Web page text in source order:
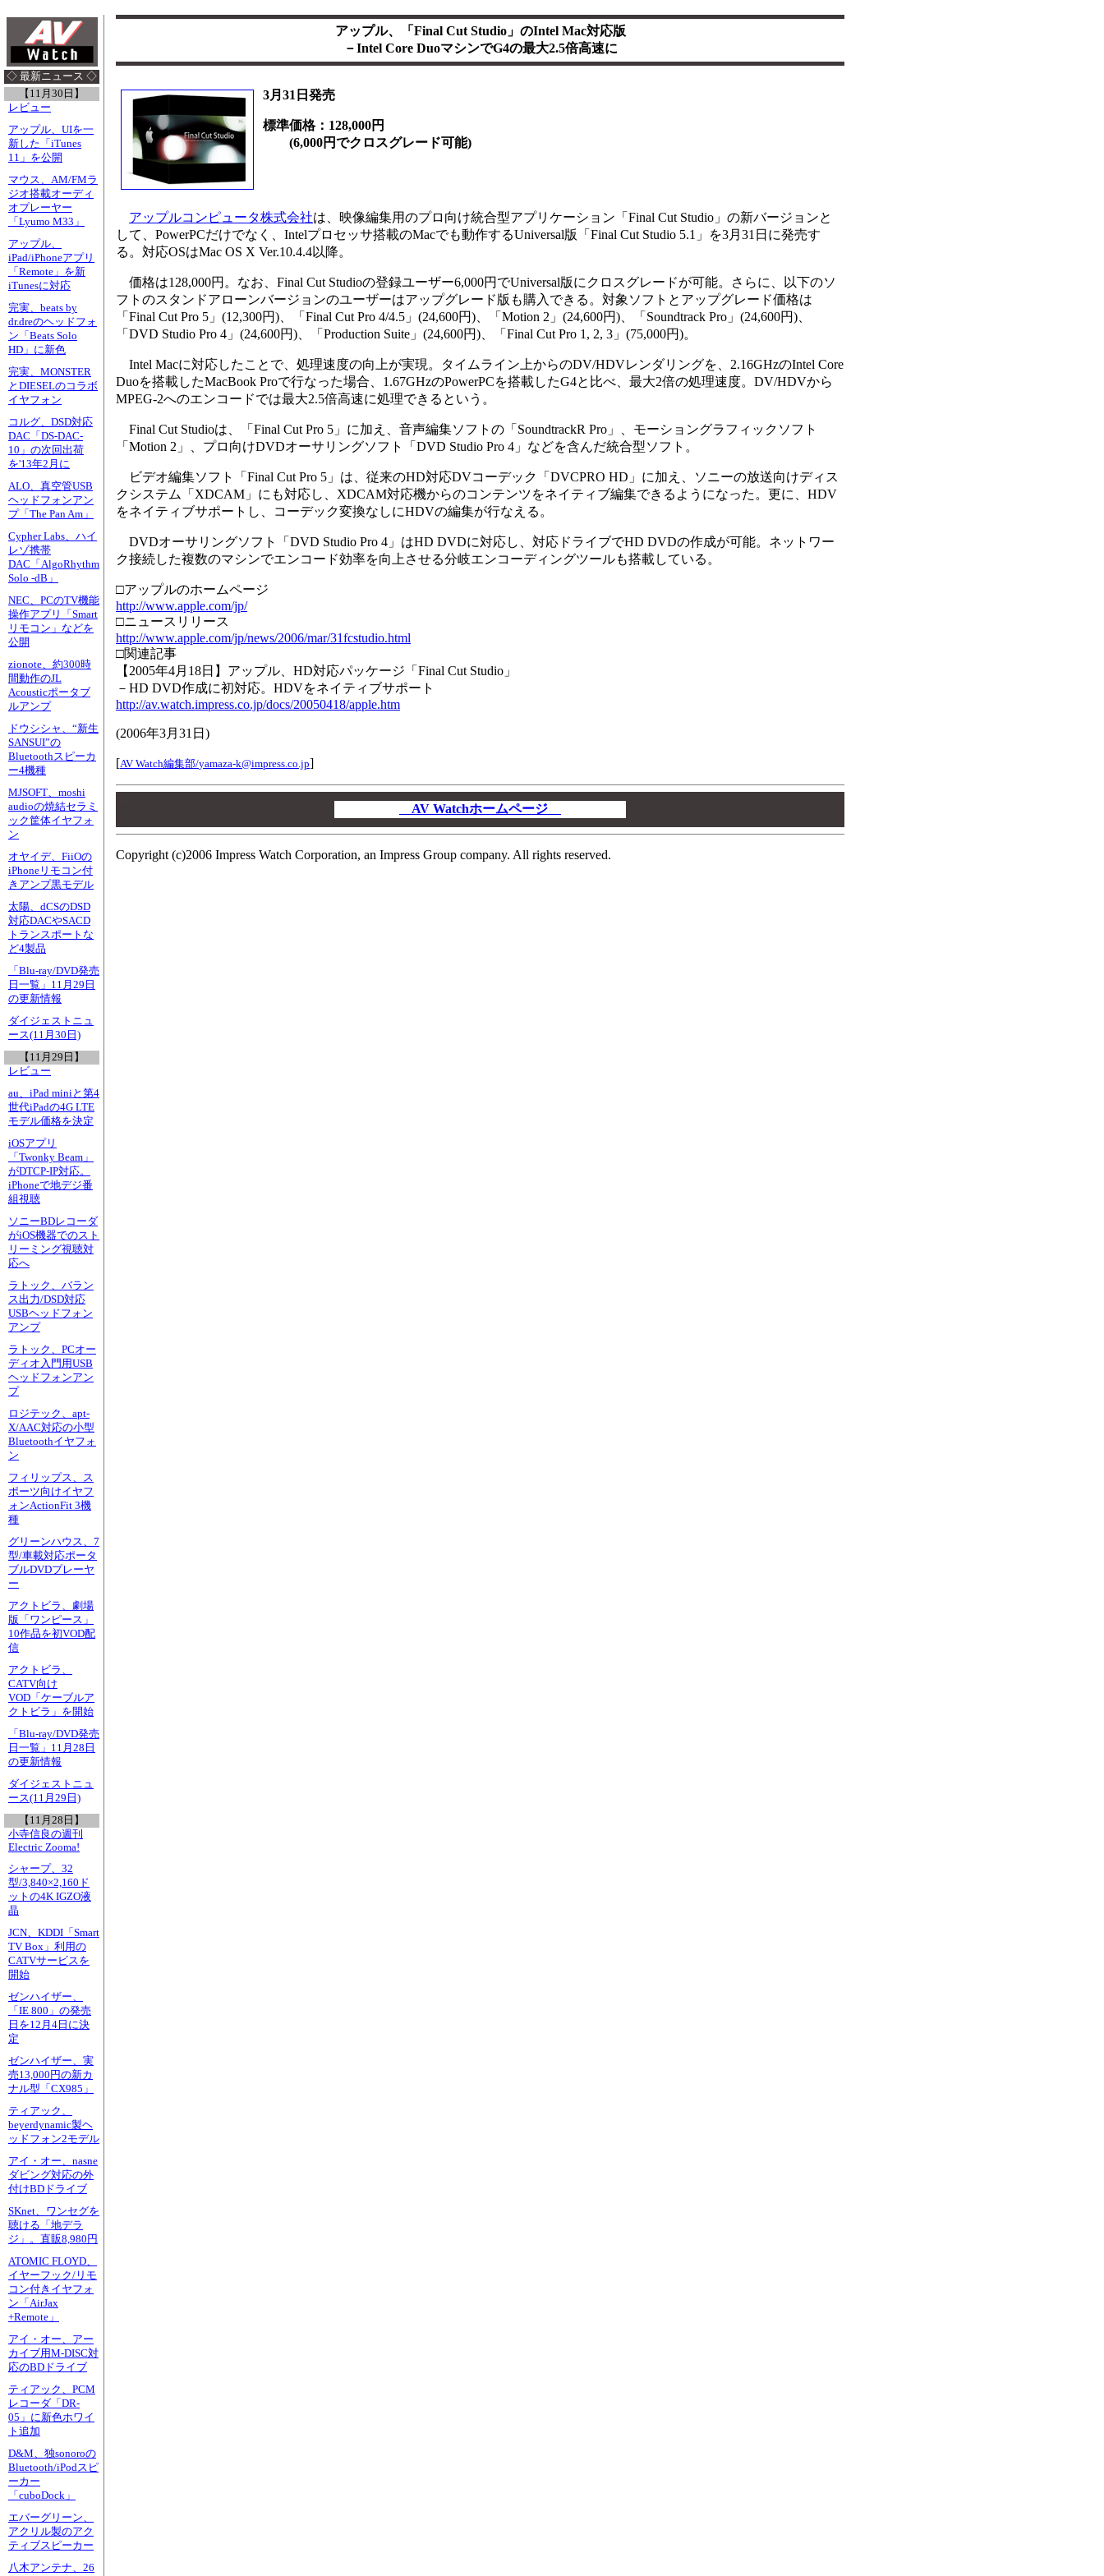
◇ 最新ニュース ◇
【11月30日】
レビュー
アップル、UIを一
新した「iTunes
11」を公開
マウス、AM/FMラ
ジオ搭載オーディ
オプレーヤー
「Lyumo M33」
アップル、
iPad/iPhoneアプリ
「Remote」を新
iTunesに対応
完実、beats by
dr.dreのヘッドフォ
ン「Beats Solo
HD」に新色
完実、MONSTER
とDIESELのコラボ
イヤフォン
コルグ、DSD対応
DAC「DS-DAC-
10」の次回出荷
を'13年2月に
ALO、真空管USB
ヘッドフォンアン
プ「The Pan Am」
Cypher Labs、ハイ
レゾ携帯
DAC「AlgoRhythm
Solo -dB」
NEC、PCのTV機能
操作アプリ「Smart
リモコン」などを
公開
zionote、約300時
間動作のJL
Acousticポータブ
ルアンプ
ドウシシャ、“新生
SANSUI”の
Bluetoothスピーカ
ー4機種
MJSOFT、moshi
audioの焼結セラミ
ック筐体イヤフォ
ン
オヤイデ、FiiOの
iPhoneリモコン付
きアンプ黒モデル
太陽、dCSのDSD
対応DACやSACD
トランスポートな
ど4製品
「Blu-ray/DVD発売
日一覧」11月29日
の更新情報
ダイジェストニュ
ース(11月30日)
【11月29日】
レビュー
au、iPad miniと第4
世代iPadの4G LTE
モデル価格を決定
iOSアプリ
「Twonky Beam」
がDTCP-IP対応。
iPhoneで地デジ番
組視聴
ソニーBDレコーダ
がiOS機器でのスト
リーミング視聴対
応へ
ラトック、バラン
ス出力/DSD対応
USBヘッドフォン
アンプ
ラトック、PCオー
ディオ入門用USB
ヘッドフォンアン
プ
ロジテック、apt-
X/AAC対応の小型
Bluetoothイヤフォ
ン
フィリップス、ス
ポーツ向けイヤフ
ォンActionFit 3機
種
グリーンハウス、7
型/車載対応ポータ
ブルDVDプレーヤ
ー
アクトビラ、劇場
版「ワンピース」
10作品を初VOD配
信
アクトビラ、
CATV向け
VOD「ケーブルア
クトビラ」を開始
「Blu-ray/DVD発売
日一覧」11月28日
の更新情報
ダイジェストニュ
ース(11月29日)
【11月28日】
小寺信良の週刊
Electric Zooma!
シャープ、32
型/3,840×2,160ド
ットの4K IGZO液
晶
JCN、KDDI「Smart
TV Box」利用の
CATVサービスを
開始
ゼンハイザー、
「IE 800」の発売
日を12月4日に決
定
ゼンハイザー、実
売13,000円の新カ
ナル型「CX985」
ティアック、
beyerdynamic製ヘ
ッドフォン2モデル
アイ・オー、nasne
ダビング対応の外
付けBDドライブ
SKnet、ワンセグを
聴ける「地デラ
ジ」。直販8,980円
ATOMIC FLOYD、
イヤーフック/リモ
コン付きイヤフォ
ン「AirJax
+Remote」
アイ・オー、アー
カイブ用M-DISC対
応のBDドライブ
ティアック、PCM
レコーダ「DR-
05」に新色ホワイ
ト追加
D&M、独sonoroの
Bluetooth/iPodスピ
ーカー
「cuboDock」
エバーグリーン、
アクリル製のアク
ティブスピーカー
八木アンテナ、26
アップル、「Final Cut Studio」のIntel Mac対応版
－Intel Core DuoマシンでG4の最大2.5倍高速に
3月31日発売
標準価格：128,000円
(6,000円でクロスグレード可能)
アップルコンピュータ株式会社は、映像編集用のプロ向け統合型アプリケーション「Final Cut Studio」の新バージョンと
して、PowerPCだけでなく、Intelプロセッサ搭載のMacでも動作するUniversal版「Final Cut Studio 5.1」を3月31日に発売す
る。対応OSはMac OS X Ver.10.4.4以降。
価格は128,000円。なお、Final Cut Studioの登録ユーザー6,000円でUniversal版にクロスグレードが可能。さらに、以下のソ
フトのスタンドアローンバージョンのユーザーはアップグレード版も購入できる。対象ソフトとアップグレード価格は
「Final Cut Pro 5」(12,300円)、「Final Cut Pro 4/4.5」(24,600円)、「Motion 2」(24,600円)、「Soundtrack Pro」(24,600円)、
「DVD Studio Pro 4」(24,600円)、「Production Suite」(24,600円)、「Final Cut Pro 1, 2, 3」(75,000円)。
Intel Macに対応したことで、処理速度の向上が実現。タイムライン上からのDV/HDVレンダリングを、2.16GHzのIntel Core
Duoを搭載したMacBook Proで行なった場合、1.67GHzのPowerPCを搭載したG4と比べ、最大2倍の処理速度。DV/HDVから
MPEG-2へのエンコードでは最大2.5倍高速に処理できるという。
Final Cut Studioは、「Final Cut Pro 5」に加え、音声編集ソフトの「SoundtrackR Pro」、モーショングラフィックソフト
「Motion 2」、プロ向けDVDオーサリングソフト「DVD Studio Pro 4」などを含んだ統合型ソフト。
ビデオ編集ソフト「Final Cut Pro 5」は、従来のHD対応DVコーデック「DVCPRO HD」に加え、ソニーの放送向けディス
クシステム「XDCAM」にも対応し、XDCAM対応機からのコンテンツをネイティブ編集できるようになった。更に、HDV
をネイティブサポートし、コーデック変換なしにHDVの編集が行なえる。
DVDオーサリングソフト「DVD Studio Pro 4」はHD DVDに対応し、対応ドライブでHD DVDの作成が可能。ネットワー
ク接続した複数のマシンでエンコード効率を向上させる分岐エンコーディングツールも搭載している。
□アップルのホームページ
http://www.apple.com/jp/
□ニュースリリース
http://www.apple.com/jp/news/2006/mar/31fcstudio.html
□関連記事
【2005年4月18日】アップル、HD対応パッケージ「Final Cut Studio」
－HD DVD作成に初対応。HDVをネイティブサポート
http://av.watch.impress.co.jp/docs/20050418/apple.htm
(2006年3月31日 )
[AV Watch編集部/yamaza-k@impress.co.jp]
AV Watchホームページ
Copyright (c)2006 Impress Watch Corporation, an Impress Group company. All rights reserved.